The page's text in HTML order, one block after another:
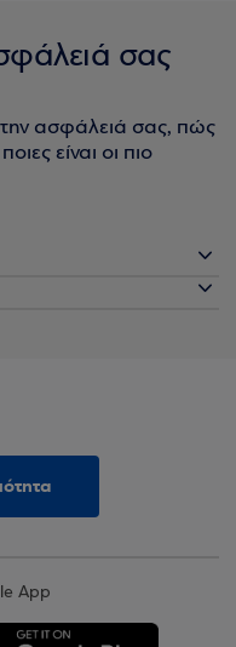
σας
την ασφάλειά σας, πώς
είναι οι πιο
App